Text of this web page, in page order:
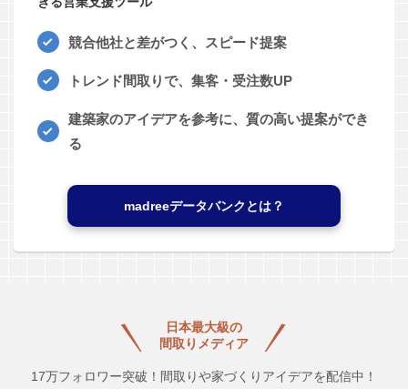
競合他社と差がつく、スピード提案
トレンド間取りで、集客・受注数UP
建築家のアイデアを参考に、質の高い提案ができ
る
madreeデータバンクとは？
日本最大級の
間取りメディア
17万フォロワー突破！間取りや家づくりアイデアを配信中！